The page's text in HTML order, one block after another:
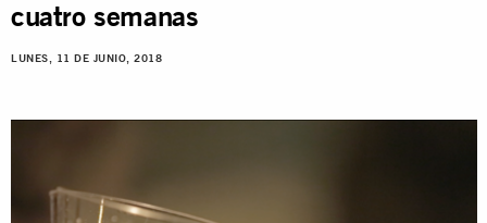
cuatro semanas
LUNES, 11 DE JUNIO, 2018